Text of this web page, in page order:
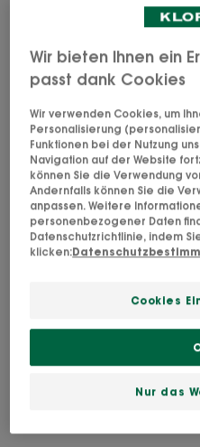
Ein Konzentrat der
stimuliert.
Natürliche und vegane
Haarausfalltypen.
Stärkend, anregend
Flasche
Kann verwendet werden
Schwangere -
Wir bieten Ihnen ein
passt dank Cookies
Wir verwenden Cookies, um
Personalisierung
Funktionen bei der Nutzung
Navigation auf der Website
können Sie die Verwendung
Andernfalls können Sie die
anpassen. Weitere
personenbezogener Daten
Datenschutzrichtlinie, indem
klicken:
Cookies
Nur das